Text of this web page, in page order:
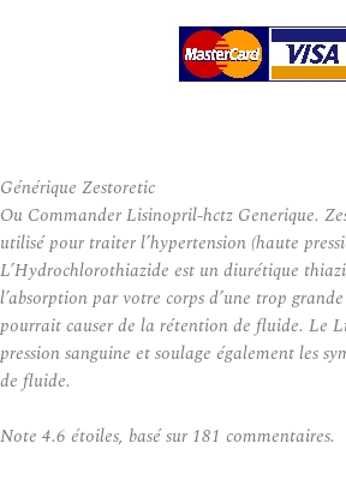
Générique Zestoretic
Ou Commander Lisinopril-hctz Generique.
utilisé pour traiter l’hypertension (haute
L’Hydrochlorothiazide est un diurétique
l’absorption par votre corps d’une trop
pourrait causer de la rétention de fluide. Le
pression sanguine et soulage également les
de fluide.
Note 4.6 étoiles, basé sur 181 commentaires.